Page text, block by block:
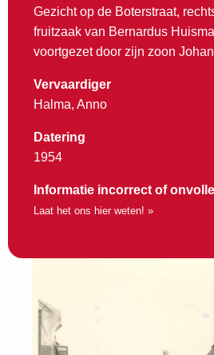
Gezicht op de Boterstraat,
fruitzaak van Bernardus
voortgezet door zijn zoon
Vervaardiger
Halma, Anno
Datering
1954
Informatie incorrect of
Laat het ons hier weten! »